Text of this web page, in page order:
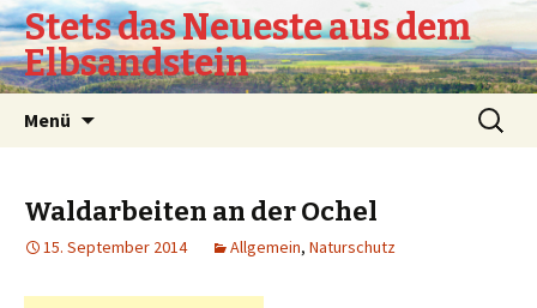
Stets das Neueste aus dem
Elbsandstein
Menü
Suchen
nach:
Waldarbeiten an der Ochel
15. September 2014 Allgemein, Naturschutz